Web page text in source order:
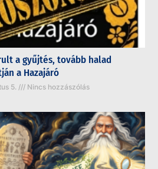
a gyűjtés, tovább halad
a Hazajáró
5. Nincs hozzászólás